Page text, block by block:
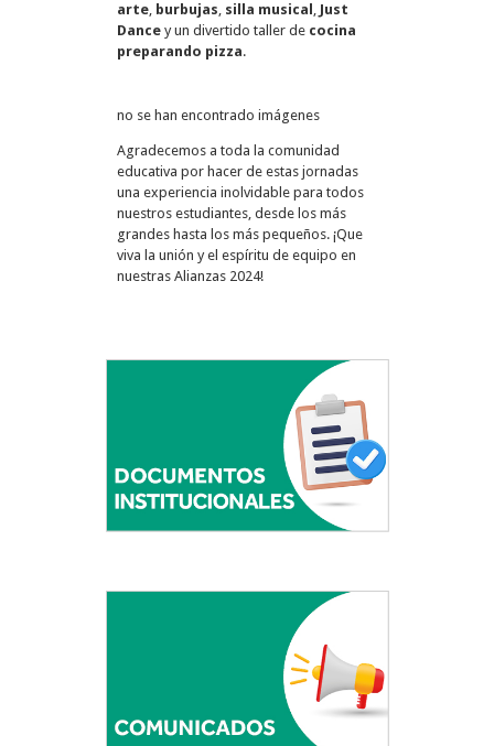
arte, burbujas, silla musical , Just
Dancey un divertido taller de cocina
preparando pizza.
no se han encontrado imágenes
Agradecemos a toda la comunidad
educativa por hacer de estas jornadas
una experiencia inolvidable para todos
nuestros estudiantes, desde los más
grandes hasta los más pequeños. ¡Que
viva la unión y el espíritu de equipo en
nuestras Alianzas 2024!